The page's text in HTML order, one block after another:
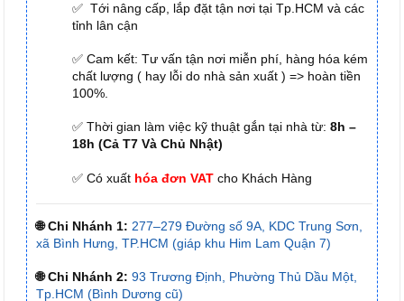
✅ Tới nâng cấp, lắp đặt tận nơi tại Tp.HCM và các
tỉnh lân cận
✅ Cam kết: Tư vấn tận nơi miễn phí, hàng hóa kém
chất lượng ( hay lỗi do nhà sản xuất ) => hoàn tiền
100%.
✅ Thời gian làm việc kỹ thuật gắn tại nhà từ: 8h –
18h (Cả T7 Và Chủ Nhật)
✅ Có xuất hóa đơn VAT cho Khách Hàng
🌐 Chi Nhánh 1: 277–279 Đường số 9A, KDC Trung Sơn,
xã Bình Hưng, TP.HCM (giáp khu Him Lam Quận 7)
🌐 Chi Nhánh 2: 93 Trương Định, Phường Thủ Dầu Một,
Tp.HCM (Bình Dương cũ)